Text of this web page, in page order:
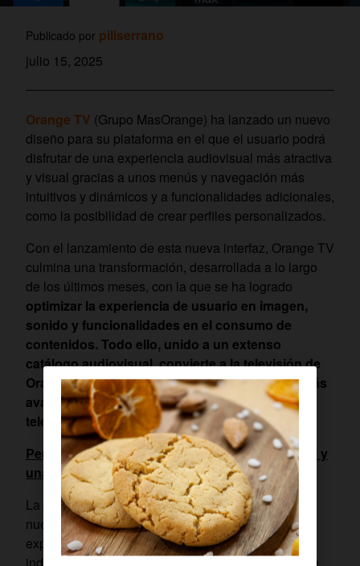
Publicado por piliserrano
julio 15, 2025
Orange TV (Grupo MasOrange) ha lanzado un nuevo
diseño para su plataforma en el que el usuario podrá
disfrutar de una experiencia audiovisual más atractiva
y visual gracias a unos menús y navegación más
intuitivos y dinámicos y a funcionalidades adicionales,
como la posibilidad de crear perfiles personalizados.
Con el lanzamiento de esta nueva interfaz, Orange TV
culmina una transformación, desarrollada a lo largo
de los últimos meses, con la que se ha logrado
optimizar la experiencia de usuario en imagen,
sonido y funcionalidades en el consumo de
contenidos. Todo ello, unido a un extenso
catálogo audiovisual, convierte a la televisión de
Orange en uno de los servicios destreamingmás
avanzados y atractivos del mercado de la
televisión.
Perfiles personalizados, navegación optimizada y
una visualización más dinámica e intuitiva
La nueva interfaz de Orange TV se adapta a los
nuevos hábitos de los usuarios, que buscan
experiencias audiovisuales cada vez más